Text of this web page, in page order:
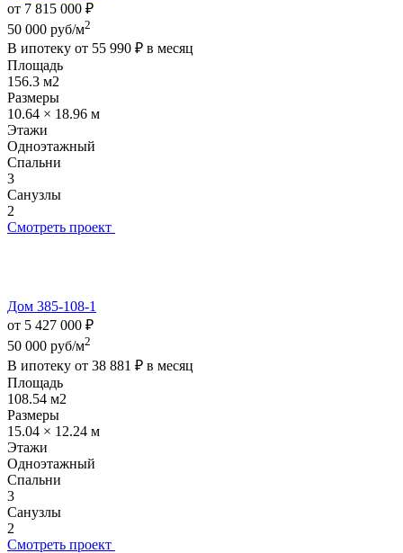
от 7 815 000 ₽
50 000 руб/м2
В ипотеку от 55 990 ₽ в месяц
Площадь
156.3 м2
Размеры
10.64 × 18.96 м
Этажи
Одноэтажный
Спальни
3
Санузлы
2
Смотреть проект
Дом 385-108-1
от 5 427 000 ₽
50 000 руб/м2
В ипотеку от 38 881 ₽ в месяц
Площадь
108.54 м2
Размеры
15.04 × 12.24 м
Этажи
Одноэтажный
Спальни
3
Санузлы
2
Смотреть проект